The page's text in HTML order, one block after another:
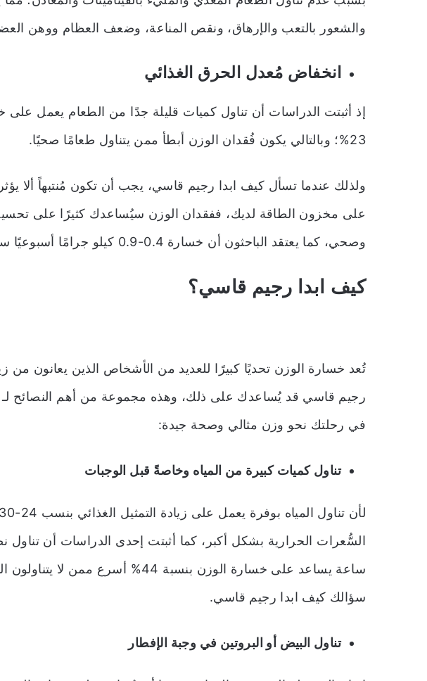
والشعور بالتعب والإرهاق، ونقص المناعة، وضعف العظام ووهن
انخفاض مُعدل الحرق الغذائي
إذ أثبتت الدراسات أن تناول كميات قليلة جدًا من الطعام يعمل
23%؛ وبالتالي يكون فُقدان الوزن أبطأ ممن يتناول طعامًا صحيًا.
ولذلك عندما تسأل كيف ابدا رجيم قاسي، يجب أن تكون مُنتبهاً ألا
على مخزون الطاقة لديك، ففقدان الوزن سيُساعدك كثيرًا على
وصحي، كما يعتقد الباحثون أن خسارة 0.4-0.9 كيلو جرامًا أسبوعيًا سيكون آمنًا وصحيًا.
كيف ابدا رجيم قاسي؟
تُعد خسارة الوزن تحديًا كبيرًا للعديد من الأشخاص الذين يعانون من
رجيم قاسي قد يُساعدك على ذلك، وهذه مجموعة من أهم النصائح لـ
في رحلتك نحو وزن مثالي وصحة جيدة:
تناول كميات كبيرة من المياه وخاصةً قبل الوجبات
السُّعرات الحرارية بشكل أكبر، كما أثبتت إحدى الدراسات أن
ساعة يساعد على خسارة الوزن بنسبة 44%
سؤالك كيف ابدا رجيم قاسي.
تناول البيض أو البروتين في وجبة الإفطار